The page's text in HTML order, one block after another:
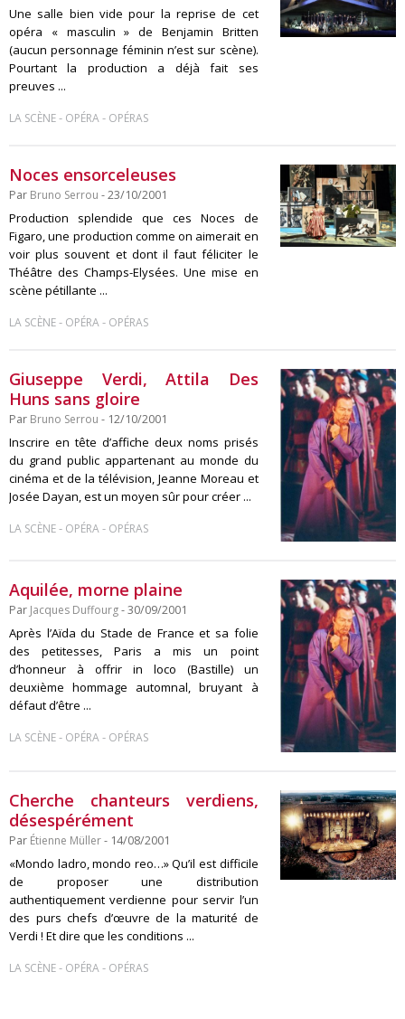
Une salle bien vide pour la reprise de cet
opéra « masculin » de Benjamin Britten
(aucun personnage féminin n’est sur scène).
Pourtant la production a déjà fait ses
preuves ...
LA SCÈNE- OPÉRA- OPÉRAS
Noces ensorceleuses
Par Bruno Serrou - 23/10/2001
Production splendide que ces Noces de
Figaro, une production comme on aimerait en
voir plus souvent et dont il faut féliciter le
Théâtre des Champs-Elysées. Une mise en
scène pétillante ...
LA SCÈNE- OPÉRA- OPÉRAS
Giuseppe Verdi, Attila Des
Huns sans gloire
Par Bruno Serrou - 12/10/2001
Inscrire en tête d’affiche deux noms prisés
du grand public appartenant au monde du
cinéma et de la télévision, Jeanne Moreau et
Josée Dayan, est un moyen sûr pour créer ...
LA SCÈNE- OPÉRA- OPÉRAS
Aquilée, morne plaine
Par Jacques Duffourg- 30/09/2001
Après l’Aïda du Stade de France et sa folie
des petitesses, Paris a mis un point
d’honneur à offrir in loco (Bastille) un
deuxième hommage automnal, bruyant à
défaut d’être ...
LA SCÈNE- OPÉRA- OPÉRAS
Cherche chanteurs verdiens,
désespérément
Par Étienne Müller- 14/08/2001
«Mondo ladro, mondo reo…» Qu’il est difficile
de proposer une distribution
authentiquement verdienne pour servir l’un
des purs chefs d’œuvre de la maturité de
Verdi ! Et dire que les conditions ...
LA SCÈNE- OPÉRA- OPÉRAS